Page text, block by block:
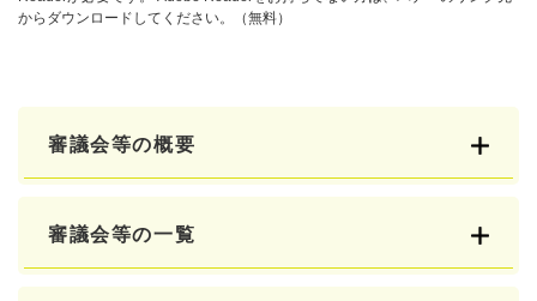
からダウンロードしてください。（無料）
審議会等の概要
審議会等の一覧